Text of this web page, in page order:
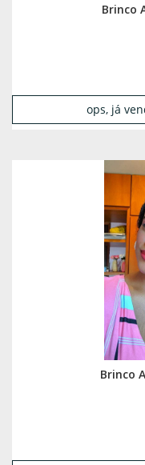
Brinco
ops, já
Brinco